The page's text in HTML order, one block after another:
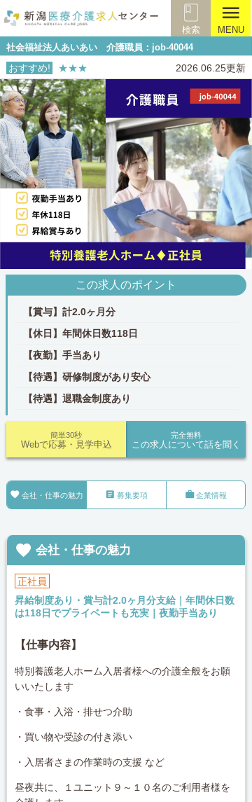
検索
menu
MENU
社会福祉法人あいあい 介護職員：job-40044
おすすめ! ★★★ 2026.06.25更新
この求人のポイント
【賞与】計2.0ヶ月分
【休日】年間休日数118日
【夜勤】手当あり
【待遇】研修制度があり安心
【待遇】退職金制度あり
完全無料
この求人について話を聞く
簡単30秒
Webで応募・見学申込
 会社・仕事の魅力  募集要項 企業情報
 会社・仕事の魅力
正社員
昇給制度あり・賞与計2.0ヶ月分支給｜年間休日数
は118日でプライベートも充実｜夜勤手当あり
【仕事内容】
特別養護老人ホーム入居者様への介護全般をお願
いいたします
・食事・入浴・排せつ介助
・買い物や受診の付き添い
・入居者さまの作業時の支援 など
昼夜共に、１ユニット９～１０名のご利用者様を